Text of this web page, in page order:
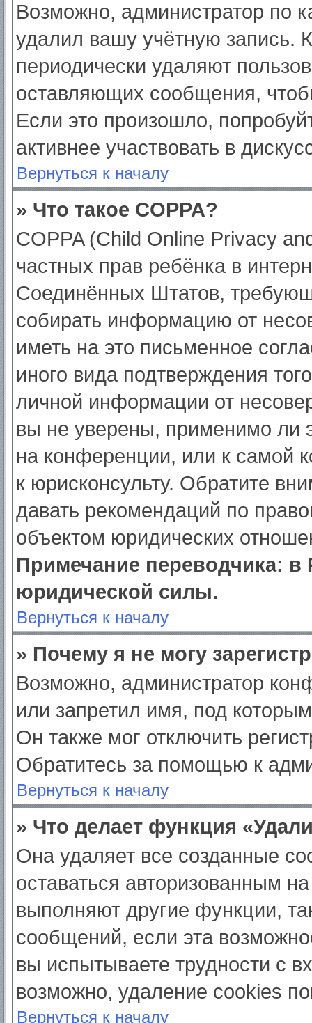
Возможно, администратор по
удалил вашу учётную запись.
периодически удаляют
оставляющих сообщения,
Если это произошло,
активнее участвовать в
Вернуться к началу
» Что такое COPPA?
COPPA (Child Online Privacy
частных прав ребёнка в
Соединённых Штатов,
собирать информацию от
иметь на это письменное
иного вида подтверждения
личной информации от
вы не уверены, применимо ли
на конференции, или к самой
к юрисконсульту. Обратите
давать рекомендаций по
объектом юридических
Примечание переводчика: в
юридической силы.
Вернуться к началу
» Почему я не могу
Возможно, администратор
или запретил имя, под
Он также мог отключить
Обратитесь за помощью к
Вернуться к началу
» Что делает функция
Она удаляет все созданные
оставаться авторизованным
выполняют другие функции,
сообщений, если эта
вы испытываете трудности с
возможно, удаление cookies
Вернуться к началу